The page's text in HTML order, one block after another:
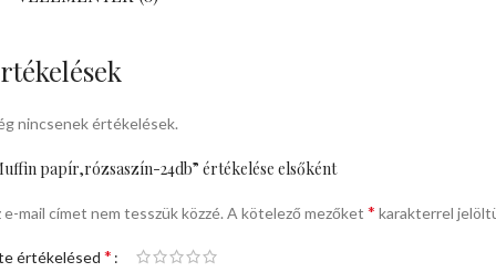
nincsenek értékelések.
papír,rózsaszín-24db” értékelése elsőként
e-mail címet nem tesszük közzé. A kötelező mezőket * karakterrel
értékelésed *